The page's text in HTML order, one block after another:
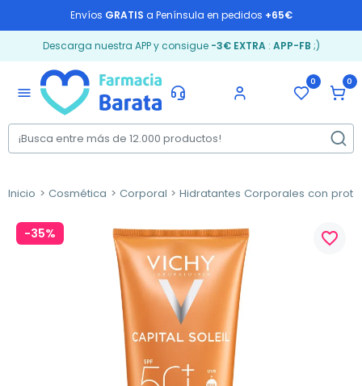
Envíos GRATIS a Península en pedidos +65€
Descarga nuestra APP y consigue -3€ EXTRA: APP-FB ;)
menu
0 0
Inicio Cosmética Corporal Hidratantes Corporales con
-35% favorite_border